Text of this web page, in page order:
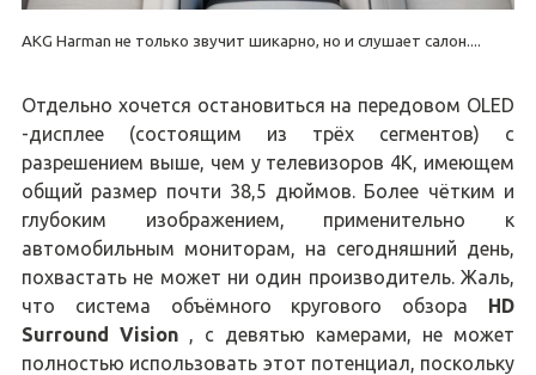
AKG Harman не только звучит шикарно, но и слушает салон....
Отдельно хочется остановиться на передовом OLED
-дисплее (состоящим из трёх сегментов) с
разрешением выше, чем у телевизоров 4К, имеющем
общий размер почти 38,5 дюймов. Более чётким и
глубоким изображением, применительно к
автомобильным мониторам, на сегодняшний день,
похвастать не может ни один производитель. Жаль,
что система объёмного кругового обзора HD
Surround Vision, с девятью камерами, не может
полностью использовать этот потенциал, поскольку